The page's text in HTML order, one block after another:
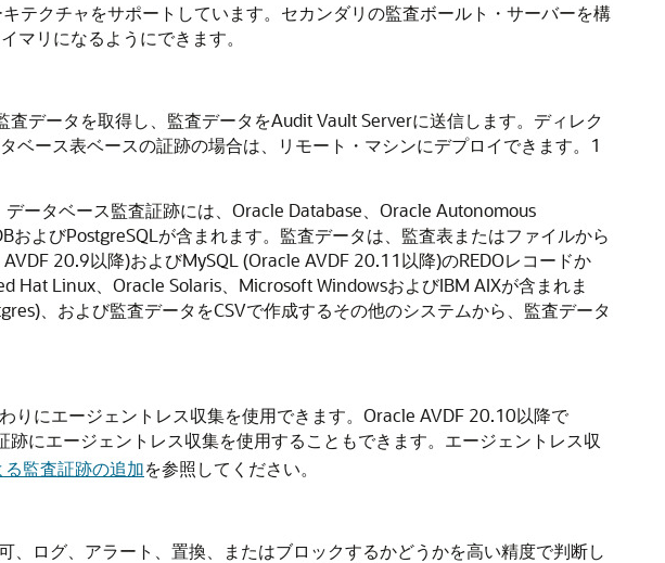
テクチャをサポートしています。セカンダリの監査ボールト・サーバーを構
マリになるようにできます。
データを取得し、監査データをAudit Vault Serverに送信します。ディレク
ース表ベースの証跡の場合は、リモート・マシンにデプロイできます。1
ータベース監査証跡には、Oracle Database、Oracle Autonomous
よびPostgreSQLが含まれます。監査データは、監査表またはファイルから
20.9以降)およびMySQL (Oracle AVDF 20.11以降)のREDOレコードか
Hat Linux、Oracle Solaris、Microsoft WindowsおよびIBM AIXが含まれま
、および監査データをCSVで作成するその他のシステムから、監査データ
にエージェントレス収集を使用できます。Oracle AVDF 20.10以降で
にエージェントレス収集を使用することもできます。エージェントレス収
監査証跡の追加を参照してください。
ログ、アラート、置換、またはブロックするかどうかを高い精度で判断し